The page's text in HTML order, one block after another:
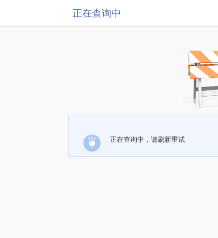
正在查询中
正在查询中，请刷新重试